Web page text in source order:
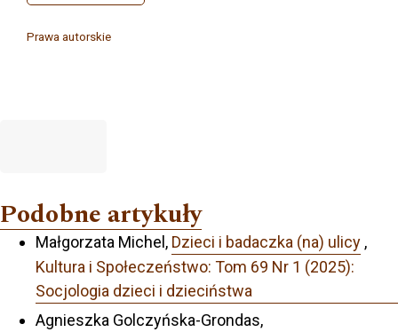
Prawa autorskie
Podobne artykuły
Małgorzata Michel, Dzieci i badaczka (na) ulicy ,
Kultura i Społeczeństwo: Tom 69 Nr 1 (2025):
Socjologia dzieci i dzieciństwa
Agnieszka Golczyńska-Grondas,